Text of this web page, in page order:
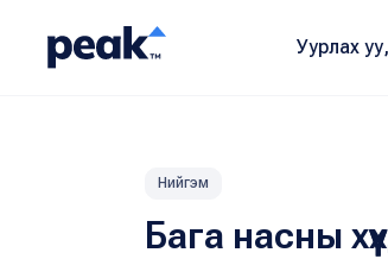
Уурлах
Нийгэм
Бага насны